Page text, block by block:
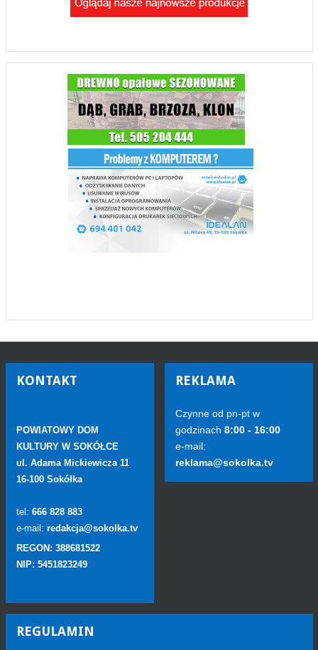
KONTAKT
POWIATOWY DOM
KULTURY W SOKÓŁCE
ul. Adama Mickiewicza 11
16-100 Sokółka
tel: 666 828 883
e-mail: redakcja@sokolka.tv
REGON: 388681522
NIP: 5451823249
REKLAMA
Czynne od pn-pt w
godzinach 8:00 - 16:00
e-mail:
reklama@sokolka.tv
REGULAMIN